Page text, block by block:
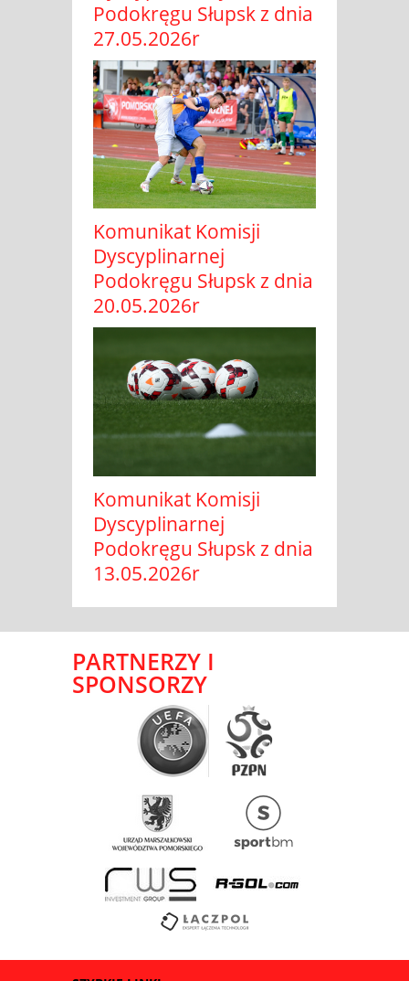
Podokręgu Słupsk z dnia
27.05.2026r
Komunikat Komisji
Dyscyplinarnej
Podokręgu Słupsk z dnia
20.05.2026r
Komunikat Komisji
Dyscyplinarnej
Podokręgu Słupsk z dnia
13.05.2026r
PARTNERZY I
SPONSORZY